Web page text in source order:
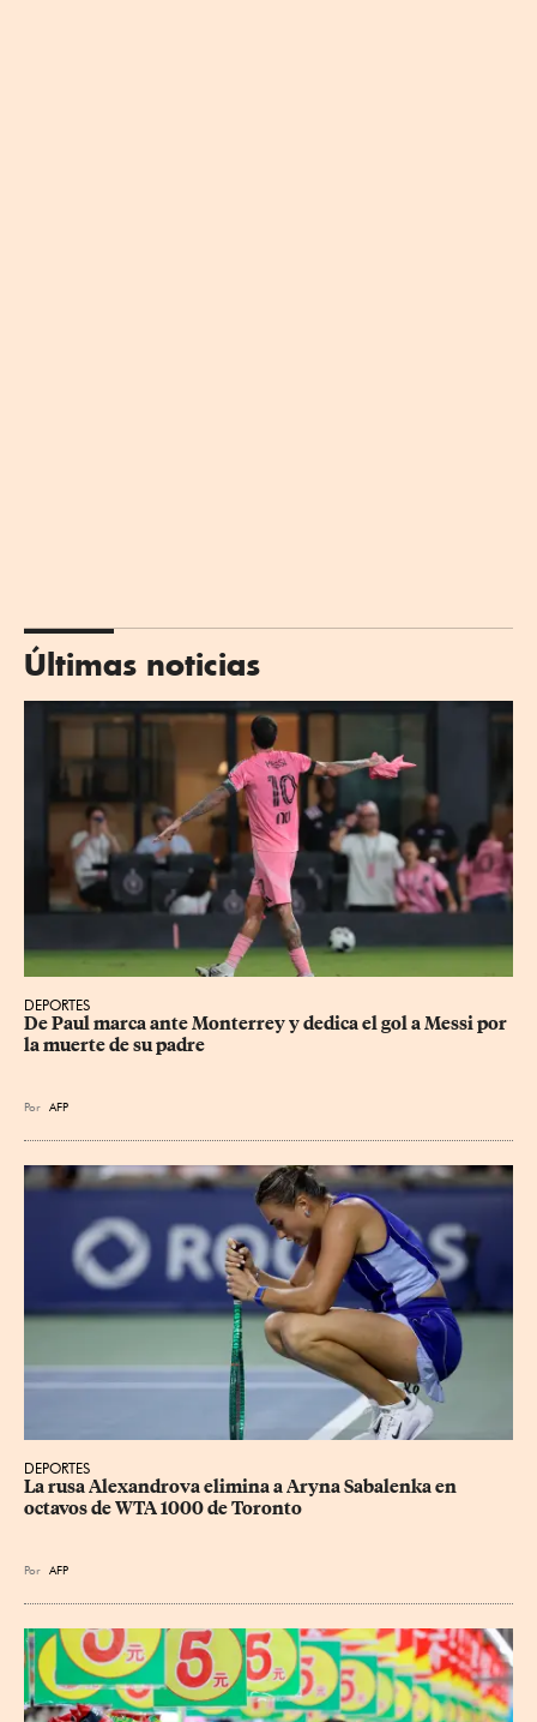
Últimas noticias
DEPORTES
De Paul marca ante Monterrey y dedica el gol a Messi por
la muerte de su padre
Por AFP
DEPORTES
La rusa Alexandrova elimina a Aryna Sabalenka en
octavos de WTA 1000 de Toronto
Por AFP